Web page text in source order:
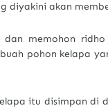
diyakini akan
dan memohon
pohon kelapa
itu disimpan di